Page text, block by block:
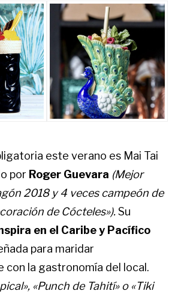
este verano es Mai Tai
por Roger Guevara (Mejor
2018 y 4 veces campeón de
de Cócteles»).Su
en el Caribe y Pacífico
para maridar
la gastronomía del local.
«Punch de Tahití» o «Tiki